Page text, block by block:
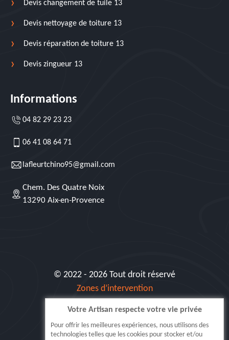
Devis changement de tuile 13
Devis nettoyage de toiture 13
Devis réparation de toiture 13
Devis zingueur 13
Informations
04 82 29 23 23
06 41 08 64 71
lafleurtchino95@gmail.com
Chem. Des Quatre Noix
13290 Aix-en-Provence
© 2022 - 2026 Tout droit réservé
Zones d’intervention
Siret: 515 062 404 000 30
Votre Artisan respecte votre vie privée
Pour offrir les meilleures expériences, nous utilisons des
technologies telles que les cookies pour stocker et/ou